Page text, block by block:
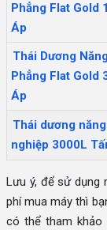
Phẳng Flat Gold
Áp
Thái Dương
Phẳng Flat Gold
Áp
Thái dương
nghiệp 3000L
Lưu ý, để sử dụng
phí mua máy thì
có thể tham khảo